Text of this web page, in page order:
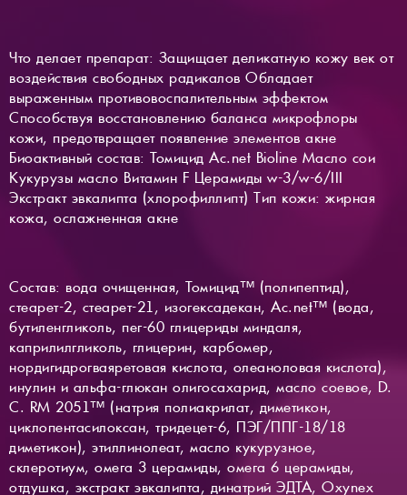
Что делает препарат: Защищает деликатную кожу век от
воздействия свободных радикалов Обладает
выраженным противовоспалительным эффектом
Способствуя восстановлению баланса микрофлоры
кожи, предотвращает появление элементов акне
Биоактивный состав: Томицид Ac.net Bioline Масло сои
Кукурузы масло Витамин F Церамиды w-3/w-6/III
Экстракт эвкалипта (хлорофиллипт) Тип кожи: жирная
кожа, ослажненная акне
Состав: вода очищенная, Томицид™ (полипептид),
стеарет-2, стеарет-21, изогексадекан, Ac.net™ (вода,
бутиленгликоль, пег-60 глицериды миндаля,
каприлилгликоль, глицерин, карбомер,
нордигидрогваяретовая кислота, олеаноловая кислота),
инулин и альфа-глюкан олигосахарид, масло соевое, D.
C. RM 2051™ (натрия полиакрилат, диметикон,
циклопентасилоксан, тридецет-6, ПЭГ/ППГ-18/18
диметикон), этиллинолеат, масло кукурузное,
склеротиум, омега 3 церамиды, омега 6 церамиды,
отдушка, экстракт эвкалипта, динатрий ЭДТА, Oxynex